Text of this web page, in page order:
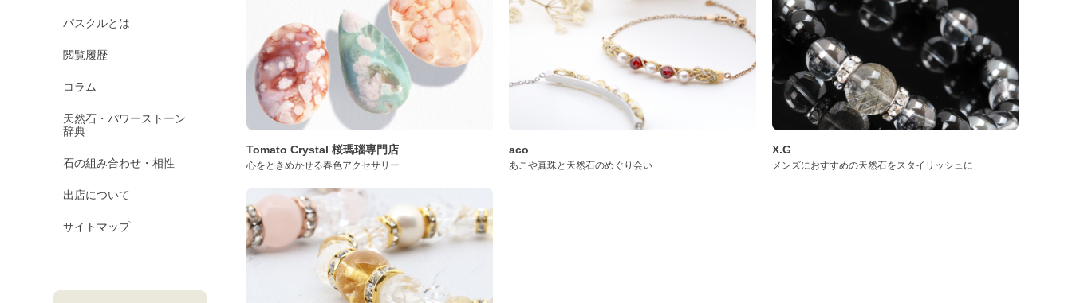
パスクルとは
閲覧履歴
コラム
天然石・パワーストーン
辞典
石の組み合わせ・相性
出店について
サイトマップ
Tomato Crystal 桜瑪瑙専門店
心をときめかせる春色アクセサリー
aco
あこや真珠と天然石のめぐり会い
X.G
メンズにおすすめの天然石をスタイリッシュに